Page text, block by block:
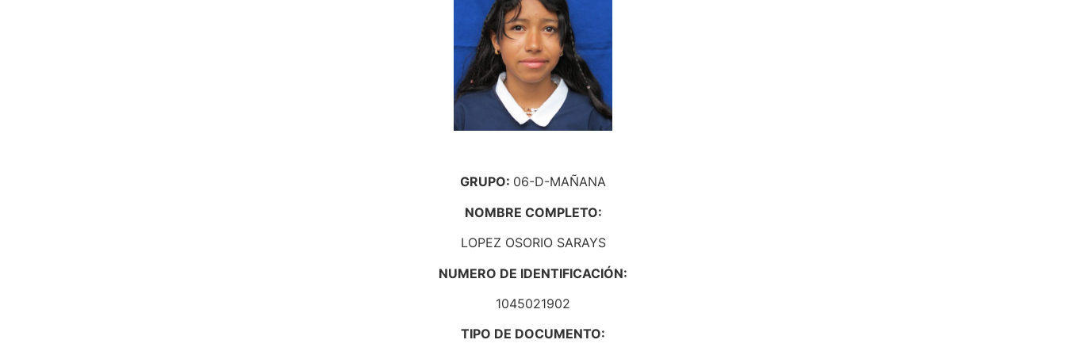
GRUPO: 06-D-MAÑANA
NOMBRE COMPLETO:
LOPEZ OSORIO SARAYS
NUMERO DE IDENTIFICACIÓN:
1045021902
TIPO DE DOCUMENTO: